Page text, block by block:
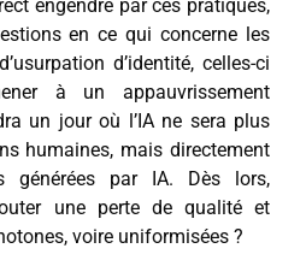
engendré par ces pratiques,
en ce qui concerne les
d’identité, celles-ci
à un appauvrissement
un jour où l’IA ne sera plus
humaines, mais directement
générées par IA. Dès lors,
une perte de qualité et
voire uniformisées ?